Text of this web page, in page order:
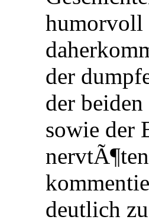
humorvoll
der
der
sowie der
deutlich